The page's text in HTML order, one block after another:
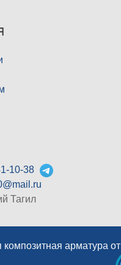
10-38
Тагил
композитная арматура от